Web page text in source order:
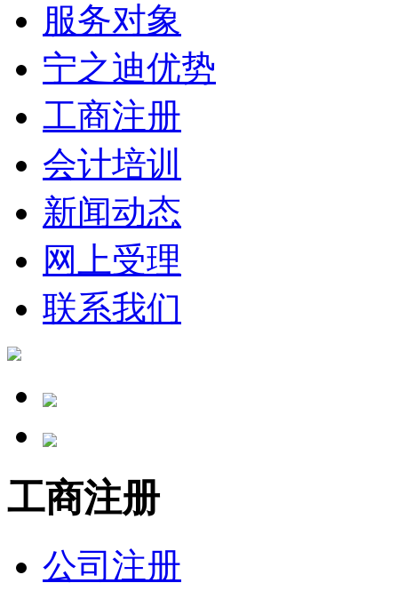
服务对象
宁之迪优势
工商注册
会计培训
新闻动态
网上受理
联系我们
工商注册
公司注册